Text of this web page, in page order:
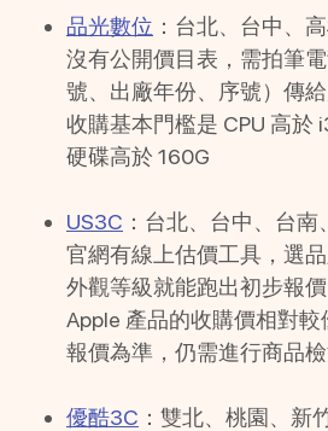
品光數位 ：台北、台中、
沒有公開價目表，需拍筆
號、出廠年份、序號）傳給
收購基本門檻是 CPU 高於
硬碟高於 160G
US3C ：台北、台中、台南
官網有線上估價工具，選
外觀等級就能跑出初步報價
Apple 產品的收購價相對
報價為準，仍需進行商品
優酷3C ：雙北、桃園、新